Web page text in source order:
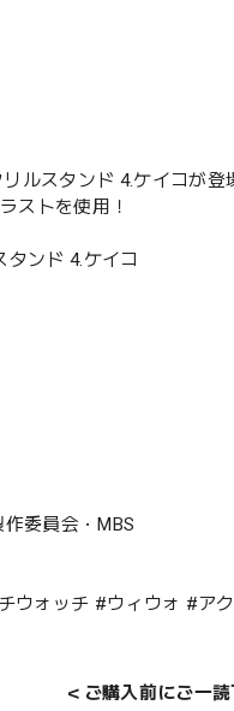
ルスタンド 4.ケイコが登
ストを使用！
ンド 4.ケイコ
委員会・MBS
ウォッチ #ウィウォ #ア
＜ご購入前にご一読